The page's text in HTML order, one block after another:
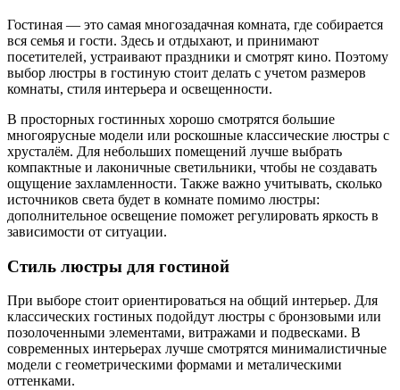
Гостиная — это самая многозадачная комната, где собирается
вся семья и гости. Здесь и отдыхают, и принимают
посетителей, устраивают праздники и смотрят кино. Поэтому
выбор люстры в гостиную стоит делать с учетом размеров
комнаты, стиля интерьера и освещенности.
В просторных гостинных хорошо смотрятся большие
многоярусные модели или роскошные классические люстры с
хрусталём. Для небольших помещений лучше выбрать
компактные и лаконичные светильники, чтобы не создавать
ощущение захламленности. Также важно учитывать, сколько
источников света будет в комнате помимо люстры:
дополнительное освещение поможет регулировать яркость в
зависимости от ситуации.
Стиль люстры для гостиной
При выборе стоит ориентироваться на общий интерьер. Для
классических гостиных подойдут люстры с бронзовыми или
позолоченными элементами, витражами и подвесками. В
современных интерьерах лучше смотрятся минималистичные
модели с геометрическими формами и металическими
оттенками.